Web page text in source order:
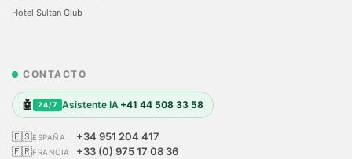
Hotel Sultan Club
CONTACTO
🤖 24/7 Asistente IA +41 44 508 33 58
🇪🇸ESPAÑA
+34 951 204 417
🇫🇷FRANCIA
+33 (0) 975 17 08 36